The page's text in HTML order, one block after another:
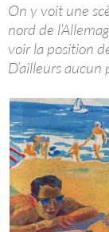
On y voit une
nord de
voir la position
D’ailleurs aucun